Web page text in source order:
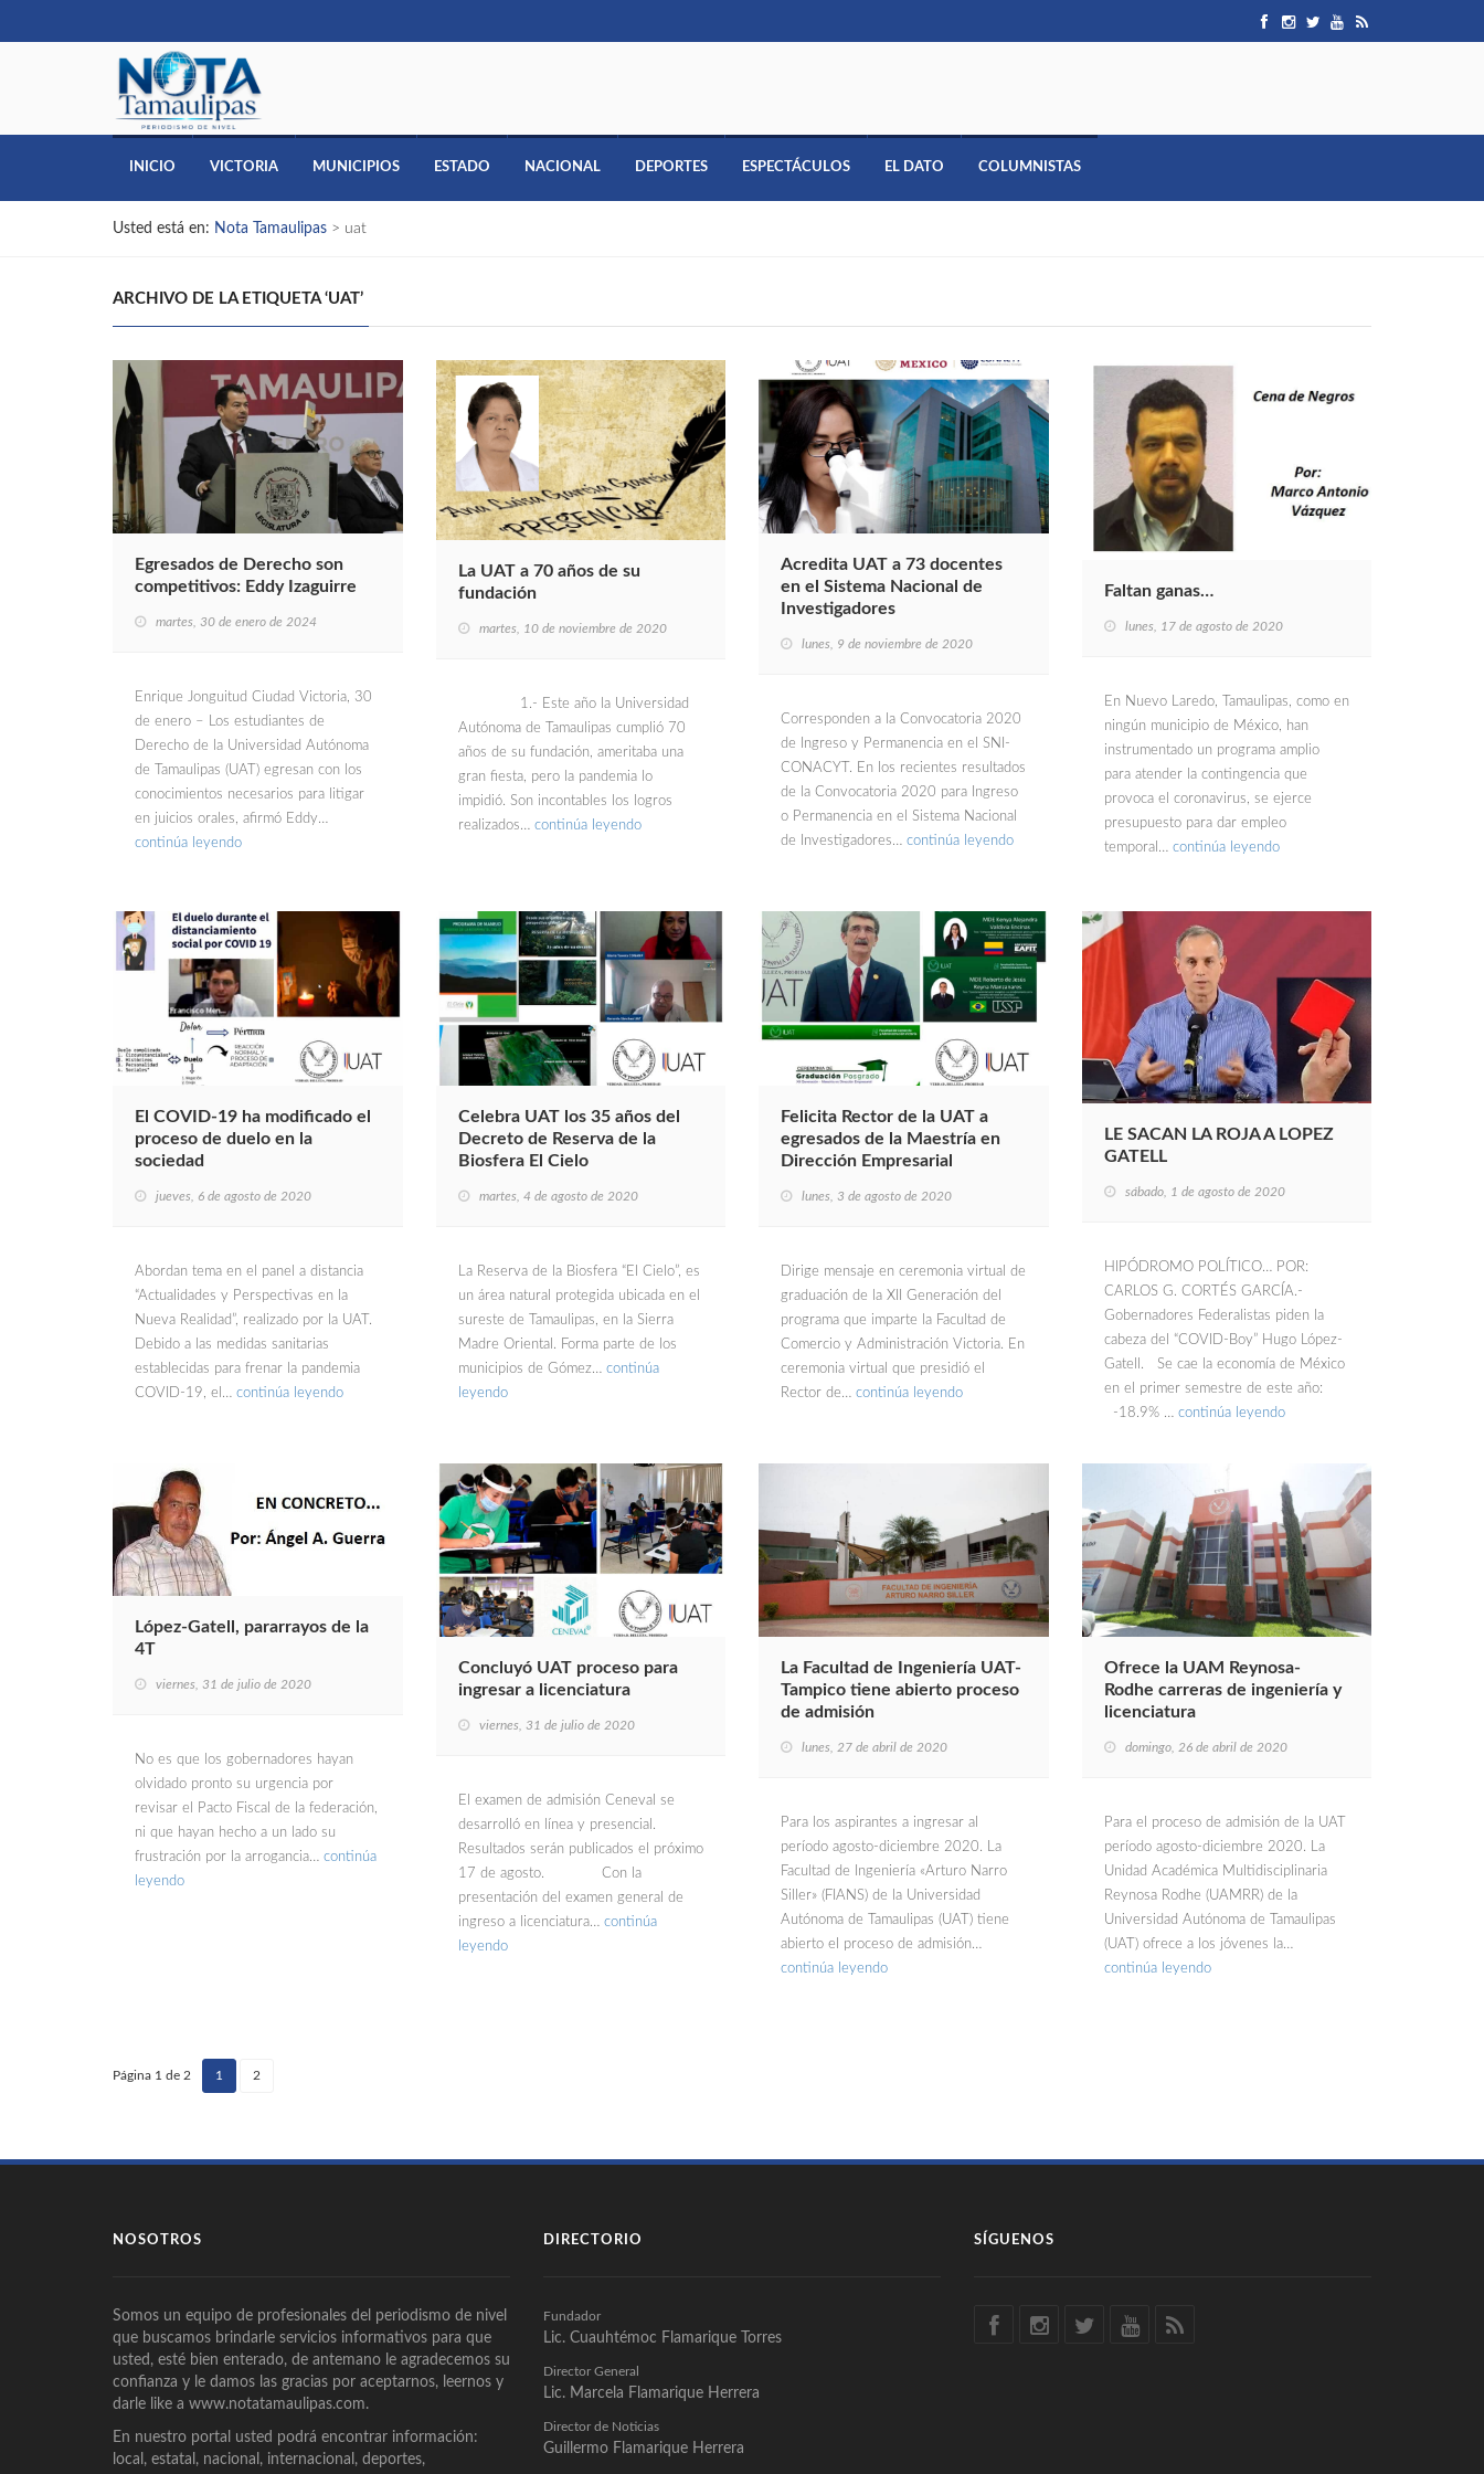
INICIO VICTORIA MUNICIPIOS ESTADO NACIONAL DEPORTES ESPECTÁCULOS EL DATO COLUMNISTAS
Usted está en: Nota Tamaulipas > uat
ARCHIVO DE LA ETIQUETA ‘UAT’
Egresados de Derecho son
competitivos: Eddy Izaguirre
martes, 30 de enero de 2024
Enrique Jonguitud Ciudad Victoria, 30
de enero – Los estudiantes de
Derecho de la Universidad Autónoma
de Tamaulipas (UAT) egresan con los
conocimientos necesarios para litigar
en juicios orales, afirmó Eddy…
continúa leyendo
La UAT a 70 años de su
fundación
martes, 10 de noviembre de 2020
1.- Este año la Universidad
Autónoma de Tamaulipas cumplió 70
años de su fundación, ameritaba una
gran fiesta, pero la pandemia lo
impidió. Son incontables los logros
realizados… continúa leyendo
Acredita UAT a 73 docentes
en el Sistema Nacional de
Investigadores
lunes, 9 de noviembre de 2020
Corresponden a la Convocatoria 2020
de Ingreso y Permanencia en el SNI-
CONACYT. En los recientes resultados
de la Convocatoria 2020 para Ingreso
o Permanencia en el Sistema Nacional
de Investigadores… continúa leyendo
Faltan ganas…
lunes, 17 de agosto de 2020
En Nuevo Laredo, Tamaulipas, como en
ningún municipio de México, han
instrumentado un programa amplio
para atender la contingencia que
provoca el coronavirus, se ejerce
presupuesto para dar empleo
temporal… continúa leyendo
El COVID-19 ha modificado el
proceso de duelo en la
sociedad
jueves, 6 de agosto de 2020
Abordan tema en el panel a distancia
“Actualidades y Perspectivas en la
Nueva Realidad”, realizado por la UAT.
Debido a las medidas sanitarias
establecidas para frenar la pandemia
COVID-19, el… continúa leyendo
Celebra UAT los 35 años del
Decreto de Reserva de la
Biosfera El Cielo
martes, 4 de agosto de 2020
La Reserva de la Biosfera “El Cielo”, es
un área natural protegida ubicada en el
sureste de Tamaulipas, en la Sierra
Madre Oriental. Forma parte de los
municipios de Gómez… continúa
leyendo
Felicita Rector de la UAT a
egresados de la Maestría en
Dirección Empresarial
lunes, 3 de agosto de 2020
Dirige mensaje en ceremonia virtual de
graduación de la XII Generación del
programa que imparte la Facultad de
Comercio y Administración Victoria. En
ceremonia virtual que presidió el
Rector de… continúa leyendo
LE SACAN LA ROJA A LOPEZ
GATELL
sábado, 1 de agosto de 2020
HIPÓDROMO POLÍTICO… POR:
CARLOS G. CORTÉS GARCÍA.-
Gobernadores Federalistas piden la
cabeza del “COVID-Boy” Hugo López-
Gatell. Se cae la economía de México
en el primer semestre de este año:
-18.9% … continúa leyendo
López-Gatell, pararrayos de la
4T
viernes, 31 de julio de 2020
No es que los gobernadores hayan
olvidado pronto su urgencia por
revisar el Pacto Fiscal de la federación,
ni que hayan hecho a un lado su
frustración por la arrogancia… continúa
leyendo
Concluyó UAT proceso para
ingresar a licenciatura
viernes, 31 de julio de 2020
El examen de admisión Ceneval se
desarrolló en línea y presencial.
Resultados serán publicados el próximo
17 de agosto. Con la
presentación del examen general de
ingreso a licenciatura… continúa
leyendo
La Facultad de Ingeniería UAT-
Tampico tiene abierto proceso
de admisión
lunes, 27 de abril de 2020
Para los aspirantes a ingresar al
período agosto-diciembre 2020. La
Facultad de Ingeniería «Arturo Narro
Siller» (FIANS) de la Universidad
Autónoma de Tamaulipas (UAT) tiene
abierto el proceso de admisión…
continúa leyendo
Ofrece la UAM Reynosa-
Rodhe carreras de ingeniería y
licenciatura
domingo, 26 de abril de 2020
Para el proceso de admisión de la UAT
período agosto-diciembre 2020. La
Unidad Académica Multidisciplinaria
Reynosa Rodhe (UAMRR) de la
Universidad Autónoma de Tamaulipas
(UAT) ofrece a los jóvenes la…
continúa leyendo
Página 1 de 2 1
(current)
2
NOSOTROS
Somos un equipo de profesionales del periodismo de nivel
que buscamos brindarle servicios informativos para que
usted, esté bien enterado, de antemano le agradecemos su
confianza y le damos las gracias por aceptarnos, leernos y
darle like a www.notatamaulipas.com.
En nuestro portal usted podrá encontrar información:
local, estatal, nacional, internacional, deportes,
DIRECTORIO
Fundador
Lic. Cuauhtémoc Flamarique Torres
Director General
Lic. Marcela Flamarique Herrera
Director de Noticias
Guillermo Flamarique Herrera
SÍGUENOS